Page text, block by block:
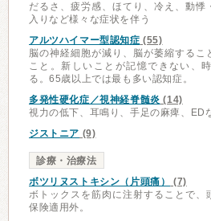
だるさ、疲労感、ほてり、冷え、動悸
入りなど様々な症状を伴う
アルツハイマー型認知症 (55)
脳の神経細胞が減り、脳が萎縮するこ
こと。新しいことが記憶できない、
る。65歳以上では最も多い認知症。
多発性硬化症／視神経脊髄炎 (14)
視力の低下、耳鳴り、手足の麻痺、ED
ジストニア (9)
診療・治療法
ボツリヌストキシン（片頭痛）
(7)
ボトックスを筋肉に注射することで、
保険適用外。